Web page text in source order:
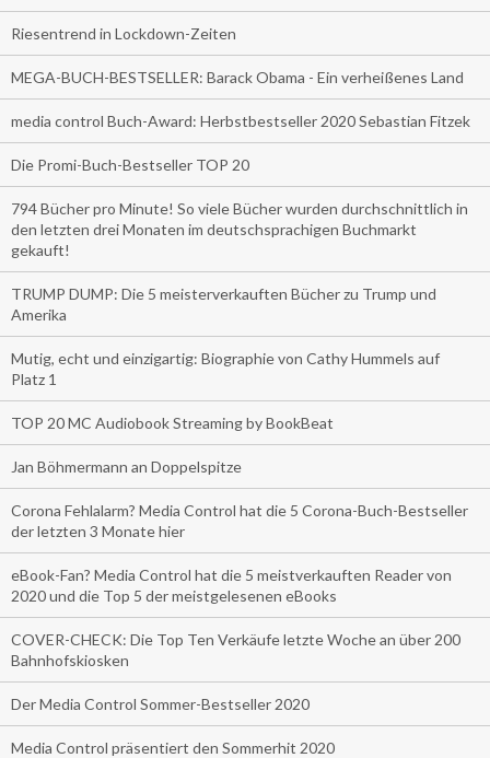
Riesentrend in Lockdown-Zeiten
MEGA-BUCH-BESTSELLER: Barack Obama - Ein verheißenes Land
media control Buch-Award: Herbstbestseller 2020 Sebastian Fitzek
Die Promi-Buch-Bestseller TOP 20
794 Bücher pro Minute! So viele Bücher wurden durchschnittlich in
den letzten drei Monaten im deutschsprachigen Buchmarkt
gekauft!
TRUMP DUMP: Die 5 meisterverkauften Bücher zu Trump und
Amerika
Mutig, echt und einzigartig: Biographie von Cathy Hummels auf
Platz 1
TOP 20 MC Audiobook Streaming by BookBeat
Jan Böhmermann an Doppelspitze
Corona Fehlalarm? Media Control hat die 5 Corona-Buch-Bestseller
der letzten 3 Monate hier
eBook-Fan? Media Control hat die 5 meistverkauften Reader von
2020 und die Top 5 der meistgelesenen eBooks
COVER-CHECK: Die Top Ten Verkäufe letzte Woche an über 200
Bahnhofskiosken
Der Media Control Sommer-Bestseller 2020
Media Control präsentiert den Sommerhit 2020